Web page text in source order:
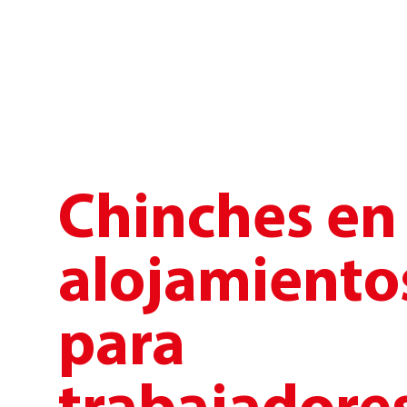
Chinches en
para